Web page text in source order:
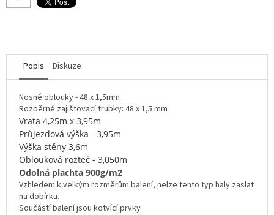
Popis Diskuze
Nosné oblouky - 48 x 1,5mm
Rozpěrné zajištovací trubky: 48 x 1,5 mm
Vrata 4,25m x 3,95m
Průjezdová výška - 3,95m
Výška stěny 3,6m
Oblouková rozteč - 3,050m
Odolná plachta 900g/m2
Vzhledem k velkým rozměrům balení, nelze tento typ haly zaslat
na dobírku.
Součástí balení jsou kotvící prvky